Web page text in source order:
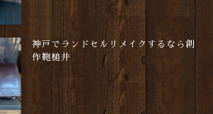
神戸でランドセルリメイクするなら創
作鞄槌井